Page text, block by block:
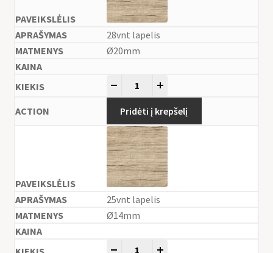
28vnt lapelis
Ø20mm
Pridėti į krepšelį
25vnt lapelis
Ø14mm